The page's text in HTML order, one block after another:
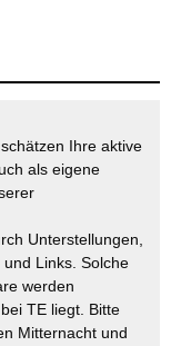
Ihre aktive
als eigene
Unterstellungen,
Links. Solche
werden
TE liegt. Bitte
Mitternacht und